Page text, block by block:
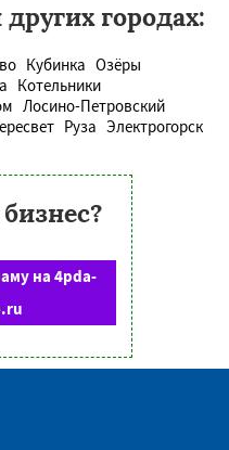
городах:
Кубинка Озёры
Котельники
Лосино-Петровский
Руза Электрогорск
на 4pda-